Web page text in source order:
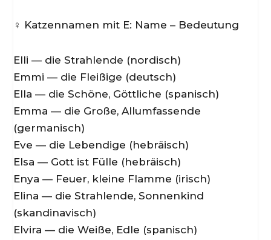
♀️ Katzennamen mit E: Name – Bedeutung
Elli — die Strahlende (nordisch)
Emmi — die Fleißige (deutsch)
Ella — die Schöne, Göttliche (spanisch)
Emma — die Große, Allumfassende
(germanisch)
Eve — die Lebendige (hebräisch)
Elsa — Gott ist Fülle (hebräisch)
Enya — Feuer, kleine Flamme (irisch)
Elina — die Strahlende, Sonnenkind
(skandinavisch)
Elvira — die Weiße, Edle (spanisch)